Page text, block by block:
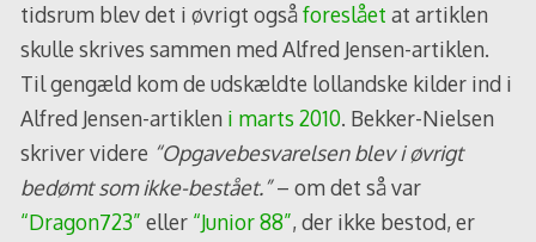
tidsrum blev det i øvrigt ogsåforeslået at artiklen
skulle skrives sammen med Alfred Jensen-artiklen.
Til gengæld kom de udskældte lollandske kilder ind i
Alfred Jensen-artiklen i marts 2010. Bekker-Nielsen
skriver videre “Opgavebesvarelsen blev i øvrigt
bedømt som ikke-bestået.”– om det så var
“Dragon723” eller “Junior 88”, der ikke bestod, er